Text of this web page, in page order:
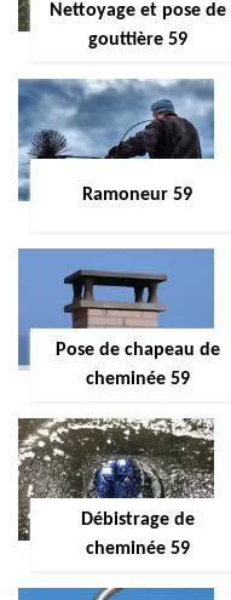
Nettoyage et pose de
gouttière 59
Ramoneur 59
Pose de chapeau de
cheminée 59
Débistrage de
cheminée 59